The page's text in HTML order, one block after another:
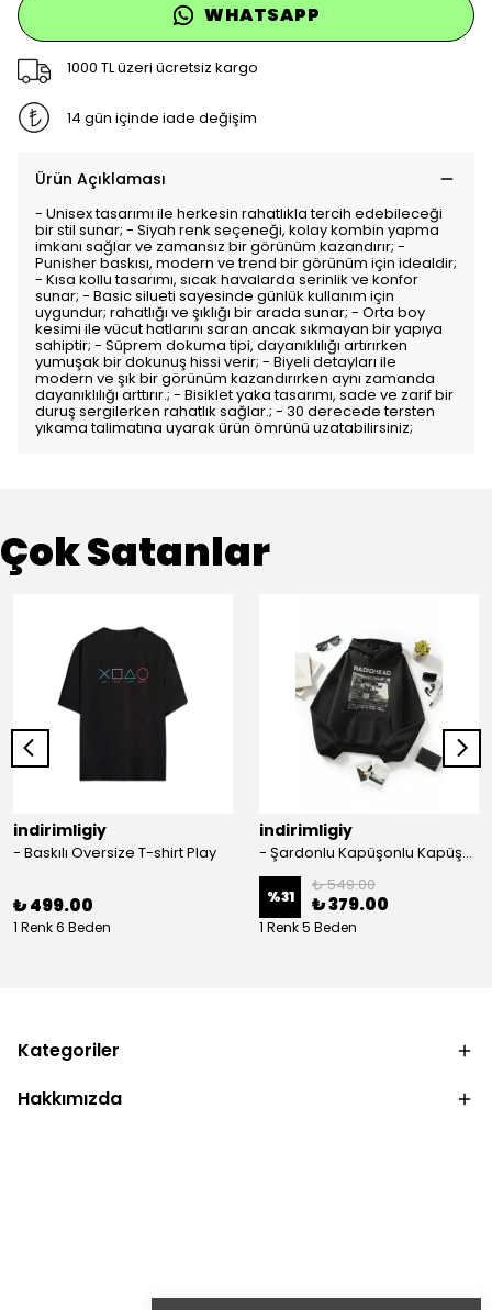
WHATSAPP
1000 TL üzeri ücretsiz kargo
14 gün içinde iade değişim
Ürün Açıklaması
- Unisex tasarımı ile herkesin rahatlıkla tercih edebileceği
bir stil sunar; - Siyah renk seçeneği, kolay kombin yapma
imkanı sağlar ve zamansız bir görünüm kazandırır; -
Punisher baskısı, modern ve trend bir görünüm için idealdir;
- Kısa kollu tasarımı, sıcak havalarda serinlik ve konfor
sunar; - Basic silueti sayesinde günlük kullanım için
uygundur; rahatlığı ve şıklığı bir arada sunar; - Orta boy
kesimi ile vücut hatlarını saran ancak sıkmayan bir yapıya
sahiptir; - Süprem dokuma tipi, dayanıklılığı artırırken
yumuşak bir dokunuş hissi verir; - Biyeli detayları ile
modern ve şık bir görünüm kazandırırken aynı zamanda
dayanıklılığı arttırır.; - Bisiklet yaka tasarımı, sade ve zarif bir
duruş sergilerken rahatlık sağlar.; - 30 derecede tersten
yıkama talimatına uyarak ürün ömrünü uzatabilirsiniz;
Çok Satanlar
indirimligiy
- Baskılı Oversize T-shirt Play
₺ 499.00
1 Renk 6 Beden
indirimligiy
- Şardonlu Kapüşonlu Kapüşonlu Kanguru Cep Oversize Lastik Paça Sweatshirt Takimi
%31
₺ 549.00
₺ 379.00
1 Renk 5 Beden
Kategoriler
Hakkımızda